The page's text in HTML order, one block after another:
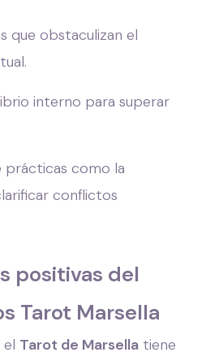
que obstaculizan el
interno para superar
prácticas como la
conflictos
positivas del
Tarot Marsella
Tarot de Marsella tiene